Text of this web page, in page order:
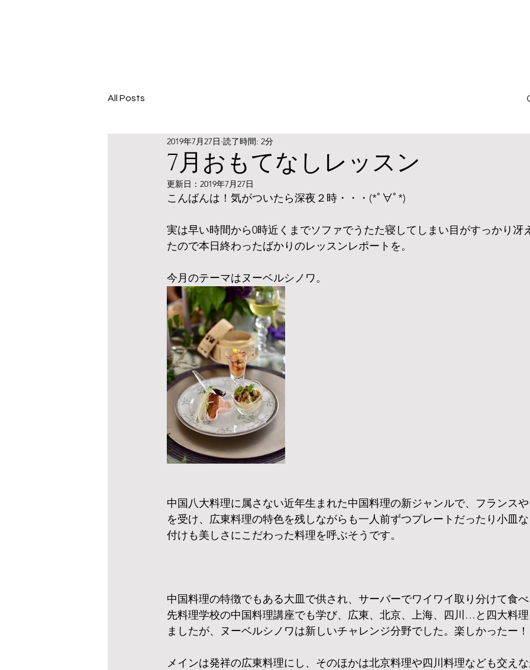
All Posts
7月おもてなしレッスン
2019年7月27日 読了時間: 2分
更新日： 2019年7月27日
こんばんは！気がついたら深夜２時・・・(*ﾟ∀ﾟ*)
実は早い時間から0時近くまでソファでうたた寝してしまい目がすっかり冴
たので本日終わったばかりのレッスンレポートを。
今月のテーマはヌーベルシノワ。
中国八大料理に属さない近年生まれた中国料理の新ジャンルで、フランス
を受け、広東料理の特色を残しながらも一人前ずつプレートだったり小皿
付けも美しさにこだわった料理を呼ぶそうです。
中国料理の特徴でもある大皿で供され、サーバーでワイワイ取り分けて食
先料理学校の中国料理講座でも学び、広東、北京、上海、四川…と四大料
ましたが、ヌーベルシノワは新しいチャレンジ分野でした。楽しかったー！
メインは発祥の広東料理にし、そのほかは北京料理や四川料理なども交え